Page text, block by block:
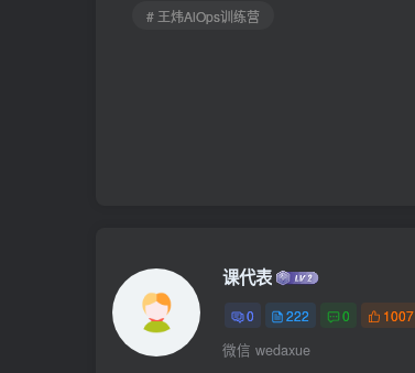
# 王炜AlOps训练营
课代表
0 222 0 1007
微信 wedaxue